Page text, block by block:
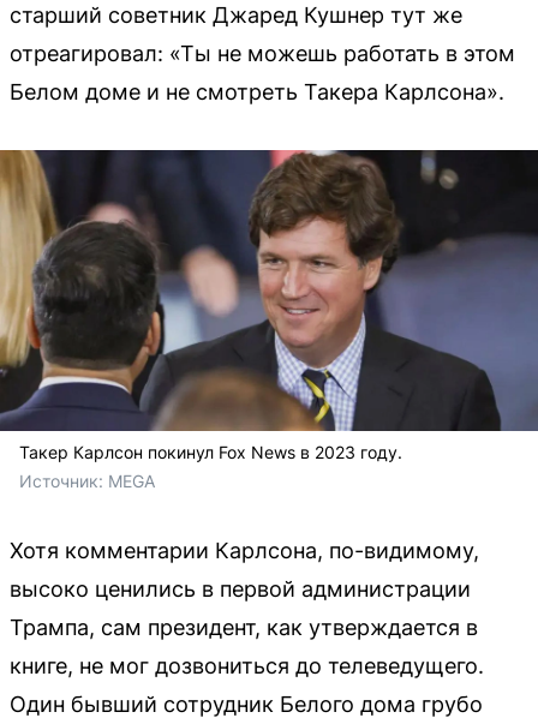
старший советник Джаред Кушнер тут же
отреагировал: «Ты не можешь работать в этом
Белом доме и не смотреть Такера Карлсона».
Такер Карлсон покинул Fox News в 2023 году.
Источник: MEGA
Хотя комментарии Карлсона, по-видимому,
высоко ценились в первой администрации
Трампа, сам президент, как утверждается в
книге, не мог дозвониться до телеведущего.
Один бывший сотрудник Белого дома грубо